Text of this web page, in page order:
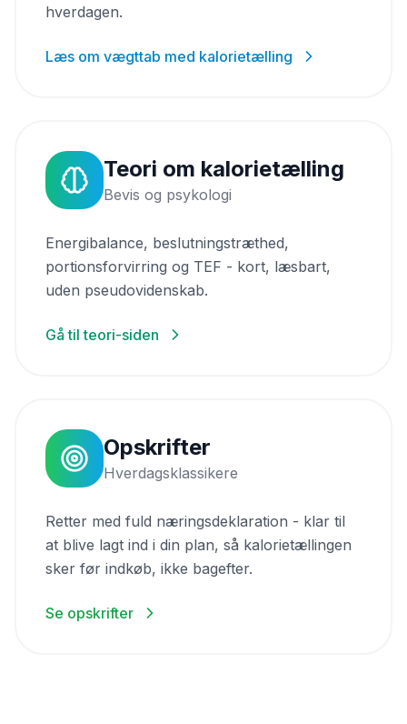
hverdagen.
Læs om vægttab med kalorietælling
Teori om kalorietælling
Bevis og psykologi
Energibalance, beslutningstræthed,
portionsforvirring og TEF - kort, læsbart,
uden pseudovidenskab.
Gå til teori-siden
Opskrifter
Hverdagsklassikere
Retter med fuld næringsdeklaration - klar til
at blive lagt ind i din plan, så kalorietællingen
sker før indkøb, ikke bagefter.
Se opskrifter